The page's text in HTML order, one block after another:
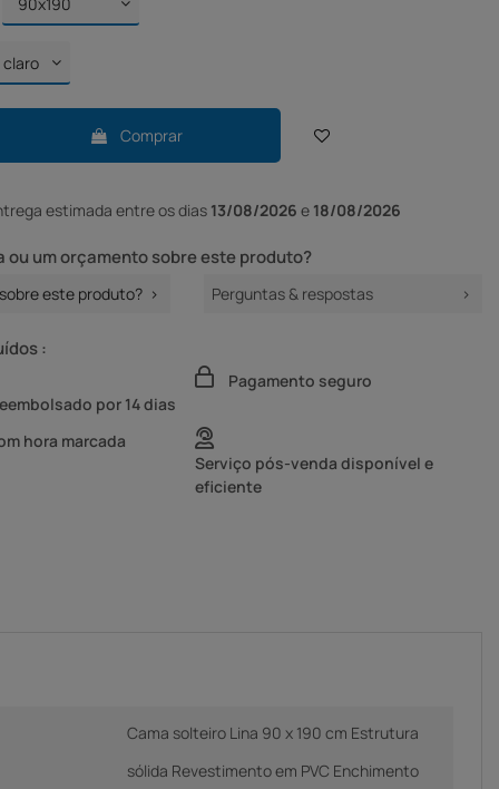
Comprar
estimada entre os dias 13/08/2026 e 18/08/2026
ou um orçamento sobre este produto?
este produto? Perguntas & respostas
:
por 14 dias
Pagamento seguro
hora marcada
Serviço pós-venda disponível e
eficiente
Cama solteiro Lina 90 x 190 cm Estrutura
sólida Revestimento em PVC Enchimento